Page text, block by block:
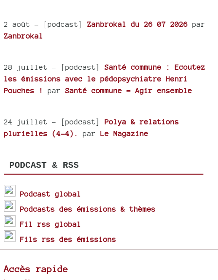
2 août - [podcast] Zanbrokal du 26 07 2026 par
Zanbrokal
28 juillet - [podcast] Santé commune : Ecoutez
les émissions avec le pédopsychiatre Henri
Pouches !
par Santé commune = Agir ensemble
24 juillet - [podcast] Polya & relations
plurielles (4-4).
par Le Magazine
PODCAST & RSS
Podcast global
Podcasts des émissions & thèmes
Fil rss global
Fils rss des émissions
Accès rapide